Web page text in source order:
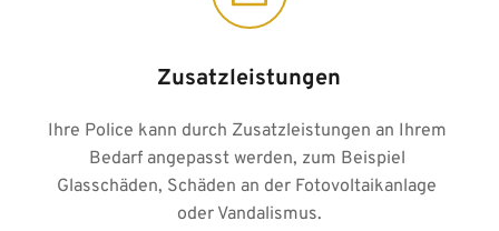
Zusatzleistungen
Ihre Police kann durch Zusatzleistungen an Ihrem
Bedarf angepasst werden, zum Beispiel
Glasschäden, Schäden an der Fotovoltaikanlage
oder Vandalismus.